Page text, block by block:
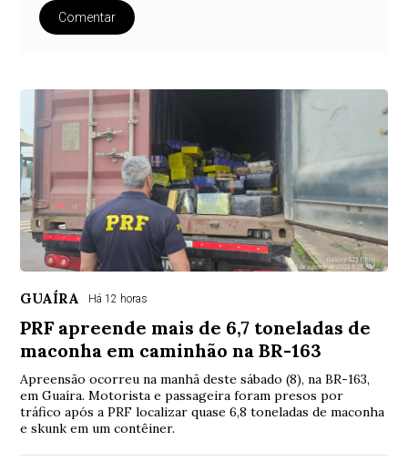
Comentar
GUAÍRA Há 12 horas
PRF apreende mais de 6,7 toneladas de
maconha em caminhão na BR-163
Apreensão ocorreu na manhã deste sábado (8), na BR-163,
em Guaíra. Motorista e passageira foram presos por
tráfico após a PRF localizar quase 6,8 toneladas de maconha
e skunk em um contêiner.